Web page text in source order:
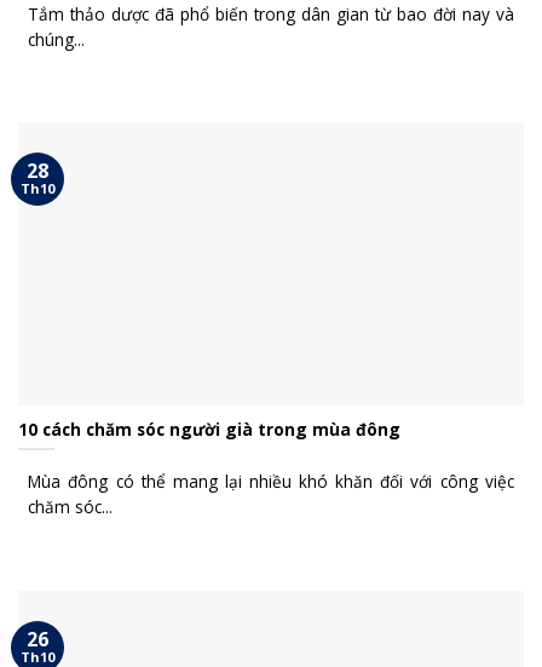
Tắm thảo dược đã phổ biến trong dân gian từ bao đời nay và
chúng...
10 cách chăm sóc người già trong mùa đông
Mùa đông có thể mang lại nhiều khó khăn đối với công việc
chăm sóc...
28
Th10
26
Th10